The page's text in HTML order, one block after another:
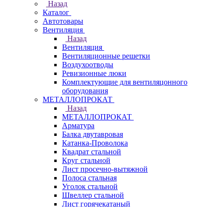
Назад
Каталог
Автотовары
Вентиляция
Назад
Вентиляция
Вентиляционные решетки
Воздухоотводы
Ревизионные люки
Комплектующие для вентиляцонного
оборудования
МЕТАЛЛОПРОКАТ
Назад
МЕТАЛЛОПРОКАТ
Арматура
Балка двутавровая
Катанка-Проволока
Квадрат стальной
Круг стальной
Лист просечно-вытяжной
Полоса стальная
Уголок стальной
Швеллер стальной
Лист горячекатаный